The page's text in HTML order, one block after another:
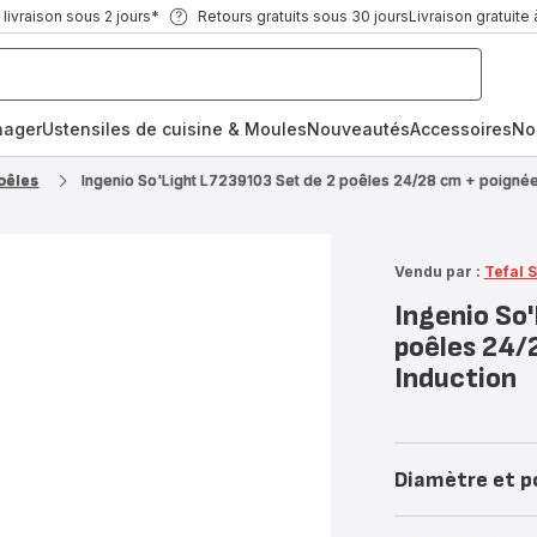
livraison sous 2 jours* Retours gratuits sous 30 joursLivraison gratuite
Ustensiles de cuisine & MoulesNouveautésAccessoires
Ingenio So'Light L7239103 Set de 2 poêles 24/28 cm +
Vendu par : Tefal
Ingenio
poêles 24/
Induction
Diamètre et